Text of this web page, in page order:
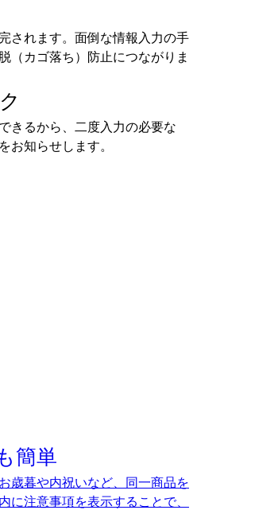
されます。面倒な情報入力の手
（カゴ落ち）防止につながりま
きるから、二度入力の必要な
お知らせします。
簡単
歳暮や内祝いなど、同一商品を
に注意事項を表示することで、